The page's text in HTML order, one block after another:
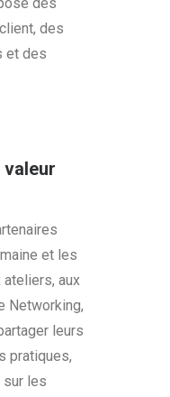
des
et des
valeur
et les
ateliers, aux
Networking,
leurs
pratiques,
sur les